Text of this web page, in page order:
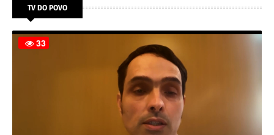
TV DO POVO